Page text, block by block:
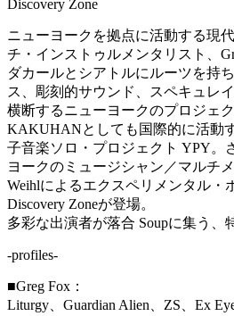
Discovery Zone
ニューヨークを拠点に活動する現
チ・インストゥルメンタリスト、
ダカールとシアトルにルーツを持
ス、彫刻的サウンド、スペキュレ
横断するニューヨークのプロジェ
KAKUHANとしても国際的に活動
子音楽ソロ・プロジェクト YPY。
ヨークのミュージシャン／マルチ
Weihlによるエクスペリメンタル・
Discovery Zoneが登場。
多彩な出演者が落合 Soupに集う、
-profiles-
■Greg Fox：
Liturgy、Guardian Alien、ZS、Ex